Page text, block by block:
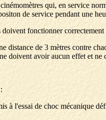
qui, en service
de service pendant une
fonctionner
de 3 mètres contre
doivent avoir aucun effet et
à l'essai de choc mécanique